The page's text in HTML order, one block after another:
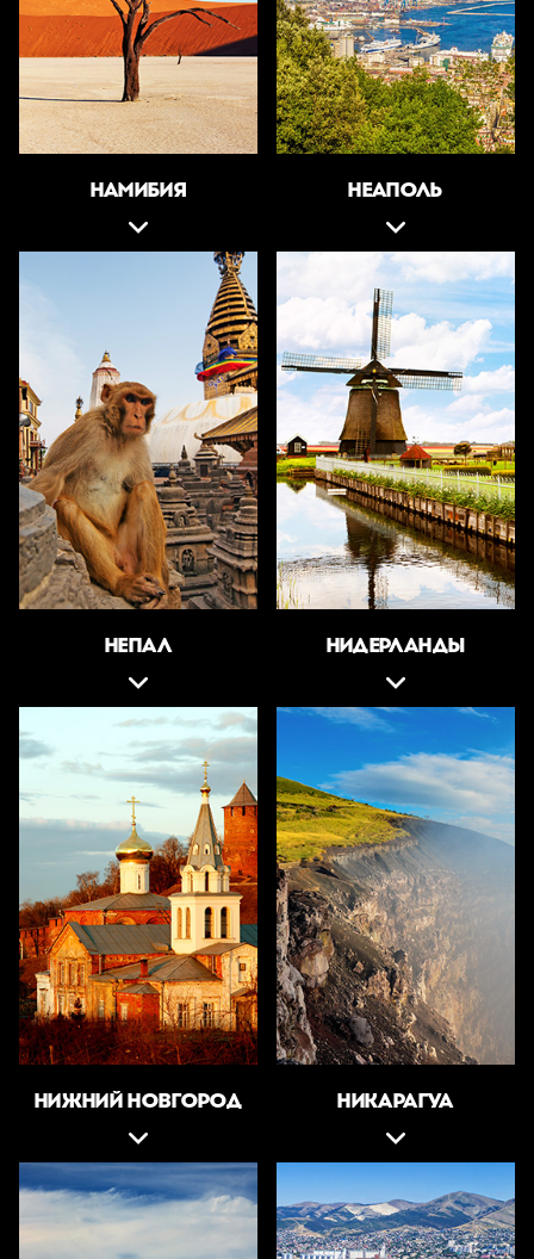
НАМИБИЯ НЕАПОЛЬ
НЕПАЛ НИДЕРЛАНДЫ
НИЖНИЙ НОВГОРОД НИКАРАГУА